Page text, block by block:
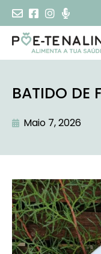
BATIDO DE
Maio 7, 2026